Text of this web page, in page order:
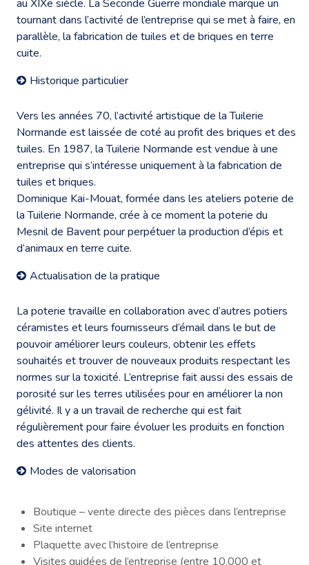
au XIXe siècle. La Seconde Guerre mondiale marque un
tournant dans l’activité de l’entreprise qui se met à faire, en
parallèle, la fabrication de tuiles et de briques en terre
cuite.
Historique particulier
Vers les années 70, l’activité artistique de la Tuilerie
Normande est laissée de coté au profit des briques et des
tuiles. En 1987, la Tuilerie Normande est vendue à une
entreprise qui s’intéresse uniquement à la fabrication de
tuiles et briques.
Dominique Kai-Mouat, formée dans les ateliers poterie de
la Tuilerie Normande, crée à ce moment la poterie du
Mesnil de Bavent pour perpétuer la production d’épis et
d’animaux en terre cuite.
Actualisation de la pratique
La poterie travaille en collaboration avec d’autres potiers
céramistes et leurs fournisseurs d’émail dans le but de
pouvoir améliorer leurs couleurs, obtenir les effets
souhaités et trouver de nouveaux produits respectant les
normes sur la toxicité. L’entreprise fait aussi des essais de
porosité sur les terres utilisées pour en améliorer la non
gélivité. Il y a un travail de recherche qui est fait
régulièrement pour faire évoluer les produits en fonction
des attentes des clients.
Modes de valorisation
Boutique – vente directe des pièces dans l’entreprise
Site internet
Plaquette avec l’histoire de l’entreprise
Visites guidées de l’entreprise (entre 10.000 et